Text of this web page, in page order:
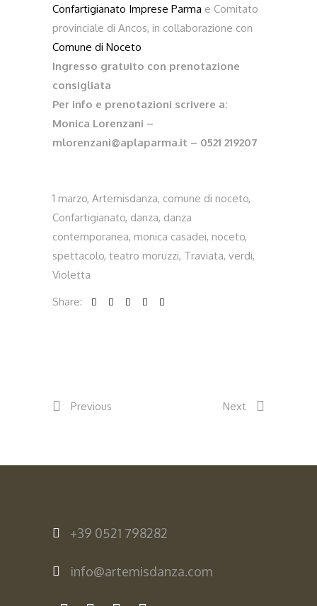
Confartigianato Imprese Parma e Comitato
provinciale di Ancos, in collaborazione con
Comune di Noceto
Ingresso gratuito con prenotazione
consigliata
Per info e prenotazioni scrivere a:
Monica Lorenzani –
mlorenzani@aplaparma.it – 0521 219207
1 marzo, Artemisdanza, comune di noceto,
Confartigianato, danza, danza
contemporanea, monica casadei, noceto,
spettacolo, teatro moruzzi, Traviata, verdi,
Violetta
Share:
Previous Next
+39 0521 798282
info@artemisdanza.com